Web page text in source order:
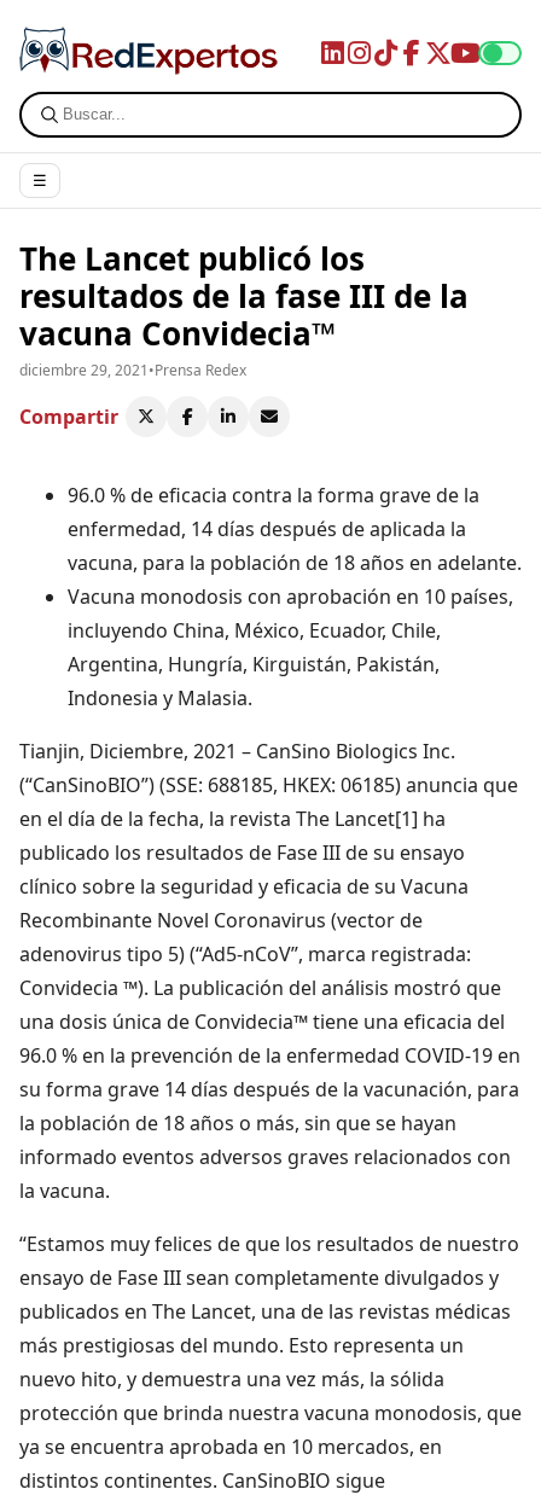
☰
The Lancet publicó los
resultados de la fase III de la
vacuna Convidecia™
diciembre 29, 2021•Prensa Redex
Compartir
96.0 % de eficacia contra la forma grave de la
enfermedad, 14 días después de aplicada la
vacuna, para la población de 18 años en adelante.
Vacuna monodosis con aprobación en 10 países,
incluyendo China, México, Ecuador, Chile,
Argentina, Hungría, Kirguistán, Pakistán,
Indonesia y Malasia.
Tianjin, Diciembre, 2021 – CanSino Biologics Inc.
(“CanSinoBIO”) (SSE: 688185, HKEX: 06185) anuncia que
en el día de la fecha, la revista The Lancet[1] ha
publicado los resultados de Fase III de su ensayo
clínico sobre la seguridad y eficacia de su Vacuna
Recombinante Novel Coronavirus (vector de
adenovirus tipo 5) (“Ad5-nCoV”, marca registrada:
Convidecia ™). La publicación del análisis mostró que
una dosis única de Convidecia™ tiene una eficacia del
96.0 % en la prevención de la enfermedad COVID-19 en
su forma grave 14 días después de la vacunación, para
la población de 18 años o más, sin que se hayan
informado eventos adversos graves relacionados con
la vacuna.
“Estamos muy felices de que los resultados de nuestro
ensayo de Fase III sean completamente divulgados y
publicados en The Lancet, una de las revistas médicas
más prestigiosas del mundo. Esto representa un
nuevo hito, y demuestra una vez más, la sólida
protección que brinda nuestra vacuna monodosis, que
ya se encuentra aprobada en 10 mercados, en
distintos continentes. CanSinoBIO sigue